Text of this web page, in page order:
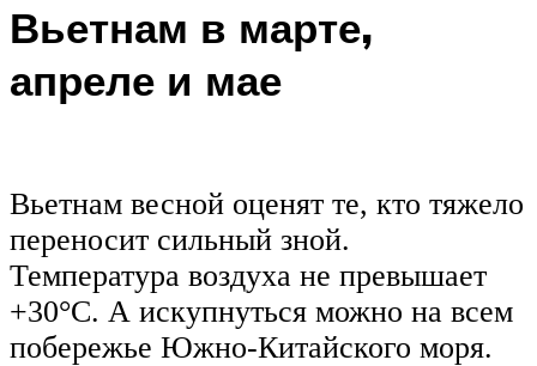
Вьетнам в марте,
апреле и мае
Вьетнам весной оценят те, кто тяжело
переносит сильный зной.
Температура воздуха не превышает
+30°С. А искупнуться можно на всем
побережье Южно-Китайского моря.